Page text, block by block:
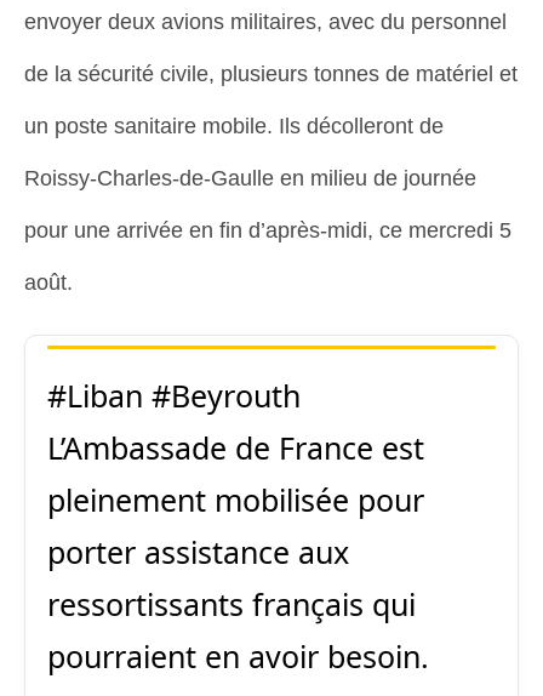
envoyer deux avions militaires, avec du personnel
de la sécurité civile, plusieurs tonnes de matériel et
un poste sanitaire mobile. Ils décolleront de
Roissy-Charles-de-Gaulle en milieu de journée
pour une arrivée en fin d’après-midi, ce mercredi 5
août.
#Liban #Beyrouth
L’Ambassade de France est
pleinement mobilisée pour
porter assistance aux
ressortissants français qui
pourraient en avoir besoin.